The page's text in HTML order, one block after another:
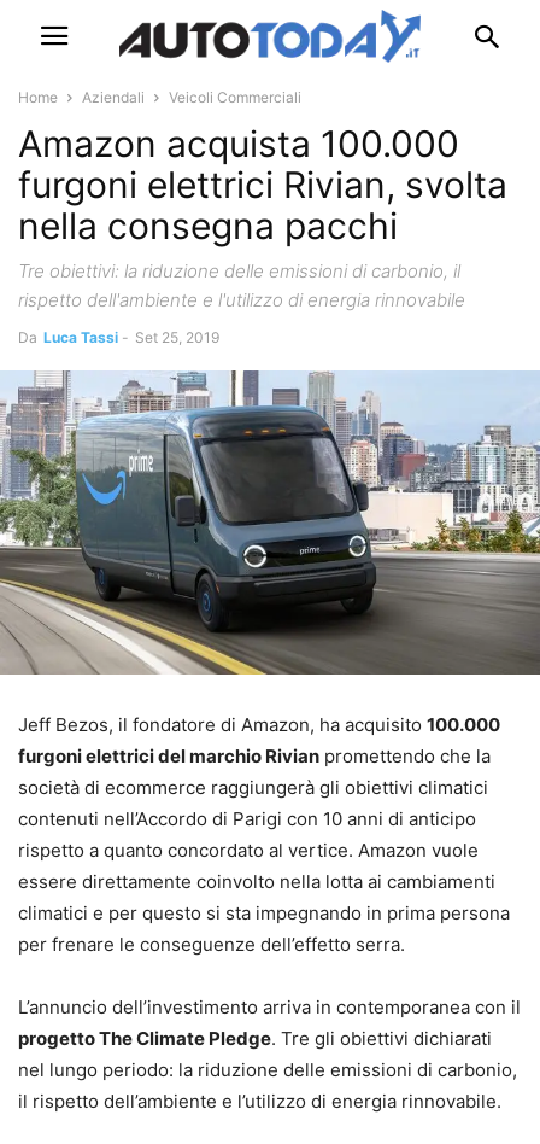
Home Aziendali Veicoli Commerciali
Amazon acquista 100.000
furgoni elettrici Rivian, svolta
nella consegna pacchi
Tre obiettivi: la riduzione delle emissioni di carbonio, il
rispetto dell'ambiente e l'utilizzo di energia rinnovabile
Da Luca Tassi - Set 25, 2019
Jeff Bezos, il fondatore di Amazon, ha acquisito 100.000
furgoni elettrici del marchio Rivian promettendo che la
società di ecommerce raggiungerà gli obiettivi climatici
contenuti nell’Accordo di Parigi con 10 anni di anticipo
rispetto a quanto concordato al vertice. Amazon vuole
essere direttamente coinvolto nella lotta ai cambiamenti
climatici e per questo si sta impegnando in prima persona
per frenare le conseguenze dell’effetto serra.
L’annuncio dell’investimento arriva in contemporanea con il
progetto The Climate Pledge. Tre gli obiettivi dichiarati
nel lungo periodo: la riduzione delle emissioni di carbonio,
il rispetto dell’ambiente e l’utilizzo di energia rinnovabile.